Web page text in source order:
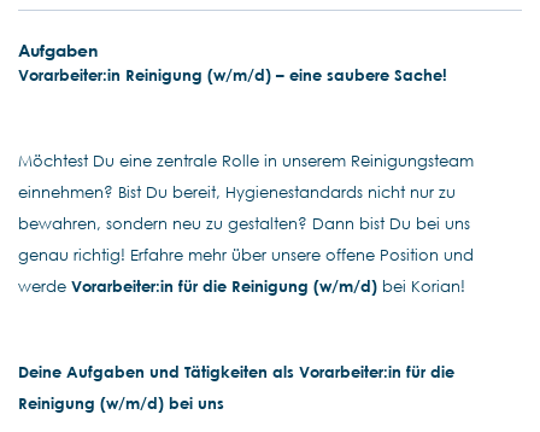
Aufgaben
Vorarbeiter:in Reinigung (w/m/d) – eine saubere Sache!
Möchtest Du eine zentrale Rolle in unserem Reinigungsteam
einnehmen? Bist Du bereit, Hygienestandards nicht nur zu
bewahren, sondern neu zu gestalten? Dann bist Du bei uns
genau richtig! Erfahre mehr über unsere offene Position und
werde Vorarbeiter:in für die Reinigung (w/m/d) bei Korian!
Deine Aufgaben und Tätigkeiten als Vorarbeiter:in für die
Reinigung (w/m/d) bei uns